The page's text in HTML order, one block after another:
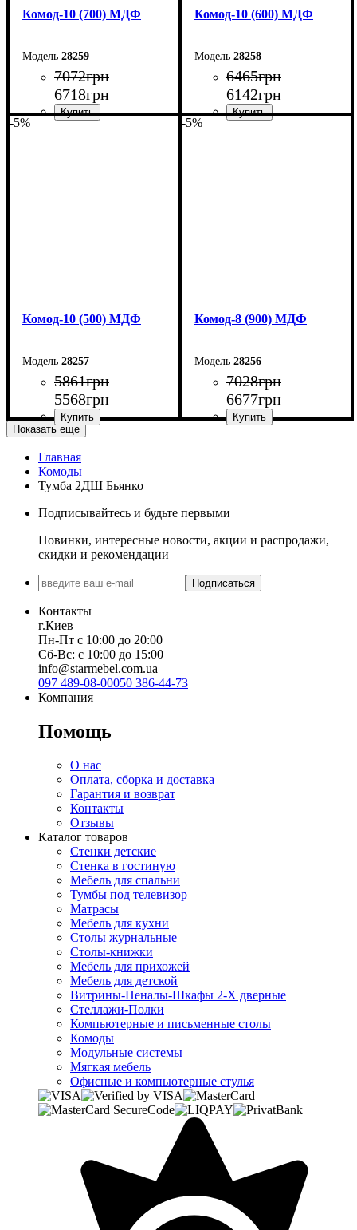
Комод-10 (700) МДФ
28259
7072грн
6718грн
Комод-10 (600) МДФ
28258
6465грн
6142грн
-5%
Комод-10 (500) МДФ
28257
5861грн
5568грн
Ширина: 50 см
Высота: 102,2 см
Глубина: 45 см
-5%
Комод-8 (900) МДФ
28256
7028грн
6677грн
Показать еще
Главная
Комоды
Тумба 2ДШ Бьянко
Подписывайтесь и будьте первыми
Новинки, интересные новости, акции и распродажи,
скидки и рекомендации
Подписаться
Контакты
г.Киев
Пн-Пт с 10:00 до 20:00
Сб-Вс: с 10:00 до 15:00
info@starmebel.com.ua
097 489-08-00050 386-44-73
Компания
Помощь
О нас
Оплата, сборка и доставка
Гарантия и возврат
Контакты
Отзывы
Каталог товаров
Стенки детские
Стенка в гостиную
Мебель для спальни
Тумбы под телевизор
Матрасы
Мебель для кухни
Столы журнальные
Столы-книжки
Мебель для прихожей
Мебель для детской
Витрины-Пеналы-Шкафы 2-Х дверные
Стеллажи-Полки
Компьютерные и письменные столы
Комоды
Модульные системы
Мягкая мебель
Офисные и компьютерные стулья